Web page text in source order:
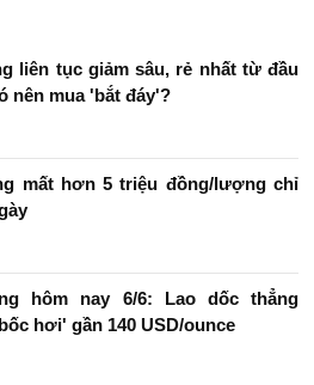
liên tục giảm sâu, rẻ nhất từ đầu
nên mua 'bắt đáy'?
mất hơn 5 triệu đồng/lượng chỉ
hôm nay 6/6: Lao dốc thẳng
hơi' gần 140 USD/ounce